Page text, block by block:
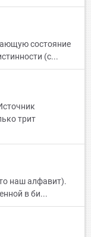
состояние
(с...
трит
наш алфавит).
в би...